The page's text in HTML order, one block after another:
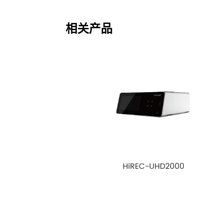
相关产品
HiREC-UHD2000